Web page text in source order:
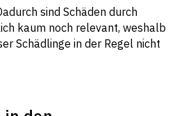
sind Schäden durch
kaum noch relevant, weshalb
Schädlinge in der Regel nicht